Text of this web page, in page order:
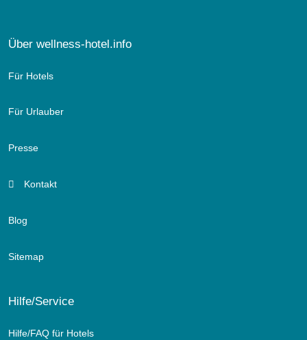
Über wellness-hotel.info
Für Hotels
Für Urlauber
Presse
Kontakt
Blog
Sitemap
Hilfe/Service
Hilfe/FAQ für Hotels